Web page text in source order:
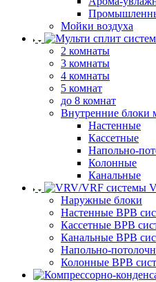
Мойки воздуха
2 комнаты
3 комнаты
4 комнаты
5 комнат
до 8 комнат
Внутренние блоки
Настенные
Кассетные
Напольно-
Колонные
Канальные
Наружные блоки
Настенные ВРВ
Кассетные ВРВ
Канальные ВРВ
Напольно-
Колонные ВРВ